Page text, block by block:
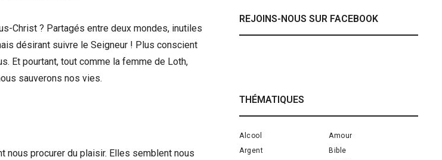
Christ ? Partagés entre deux mondes, inutiles
désirant suivre le Seigneur ! Plus conscient
Et pourtant, tout comme la femme de Loth,
sauverons nos vies.
nous procurer du plaisir. Elles semblent nous
REJOINS-NOUS SUR FACEBOOK
THÉMATIQUES
Alcool
Amour
Argent
Bible